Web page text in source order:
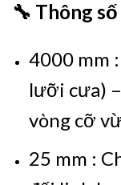
🔧 Thông
4000 mm
lưỡi cưa)
vòng cỡ
25 mm :